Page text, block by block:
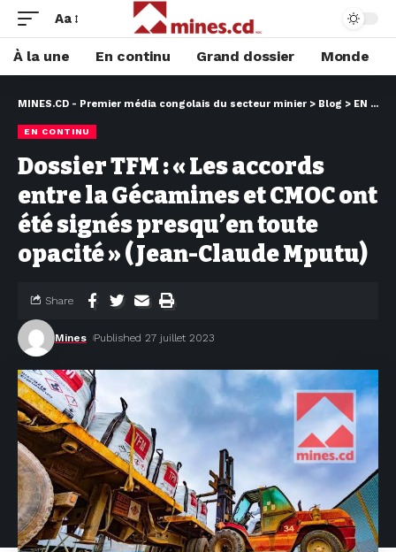
Aa
À la une En continu Grand dossier Monde
MINES.CD - Premier média congolais du secteur minier > Blog > EN CONTINU
EN CONTINU
Dossier TFM : « Les accords
entre la Gécamines et CMOC ont
été signés presqu’en toute
opacité » (Jean-Claude Mputu)
Mines Published 27 juillet 2023
Share